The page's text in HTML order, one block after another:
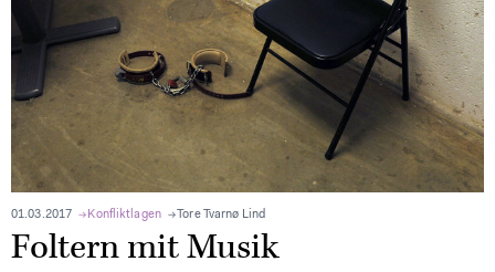
01.03.2017 Konfliktlagen Tore Tvarnø Lind
Foltern mit Musik